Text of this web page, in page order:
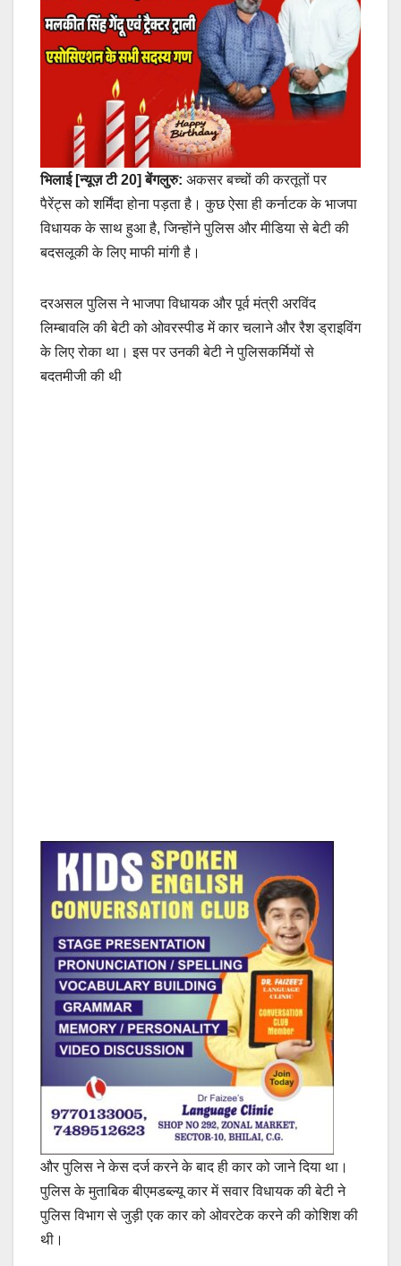
भिलाई [न्यूज़ टी 20] बेंगलुरु: अकसर बच्चों की करतूतों पर
पैरेंट्स को शर्मिंदा होना पड़ता है। कुछ ऐसा ही कर्नाटक के भाजपा
विधायक के साथ हुआ है, जिन्होंने पुलिस और मीडिया से बेटी की
बदसलूकी के लिए माफी मांगी है।
दरअसल पुलिस ने भाजपा विधायक और पूर्व मंत्री अरविंद
लिम्बावलि की बेटी को ओवरस्पीड में कार चलाने और रैश ड्राइविंग
के लिए रोका था। इस पर उनकी बेटी ने पुलिसकर्मियों से
बदतमीजी की थी
और पुलिस ने केस दर्ज करने के बाद ही कार को जाने दिया था।
पुलिस के मुताबिक बीएमडब्ल्यू कार में सवार विधायक की बेटी ने
पुलिस विभाग से जुड़ी एक कार को ओवरटेक करने की कोशिश की
थी।